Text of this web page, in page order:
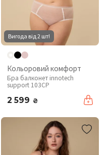
Вигода від 2 шт!
Кольоровий комфорт
Бра балконет innotech
support 103CP
2 599 ₴